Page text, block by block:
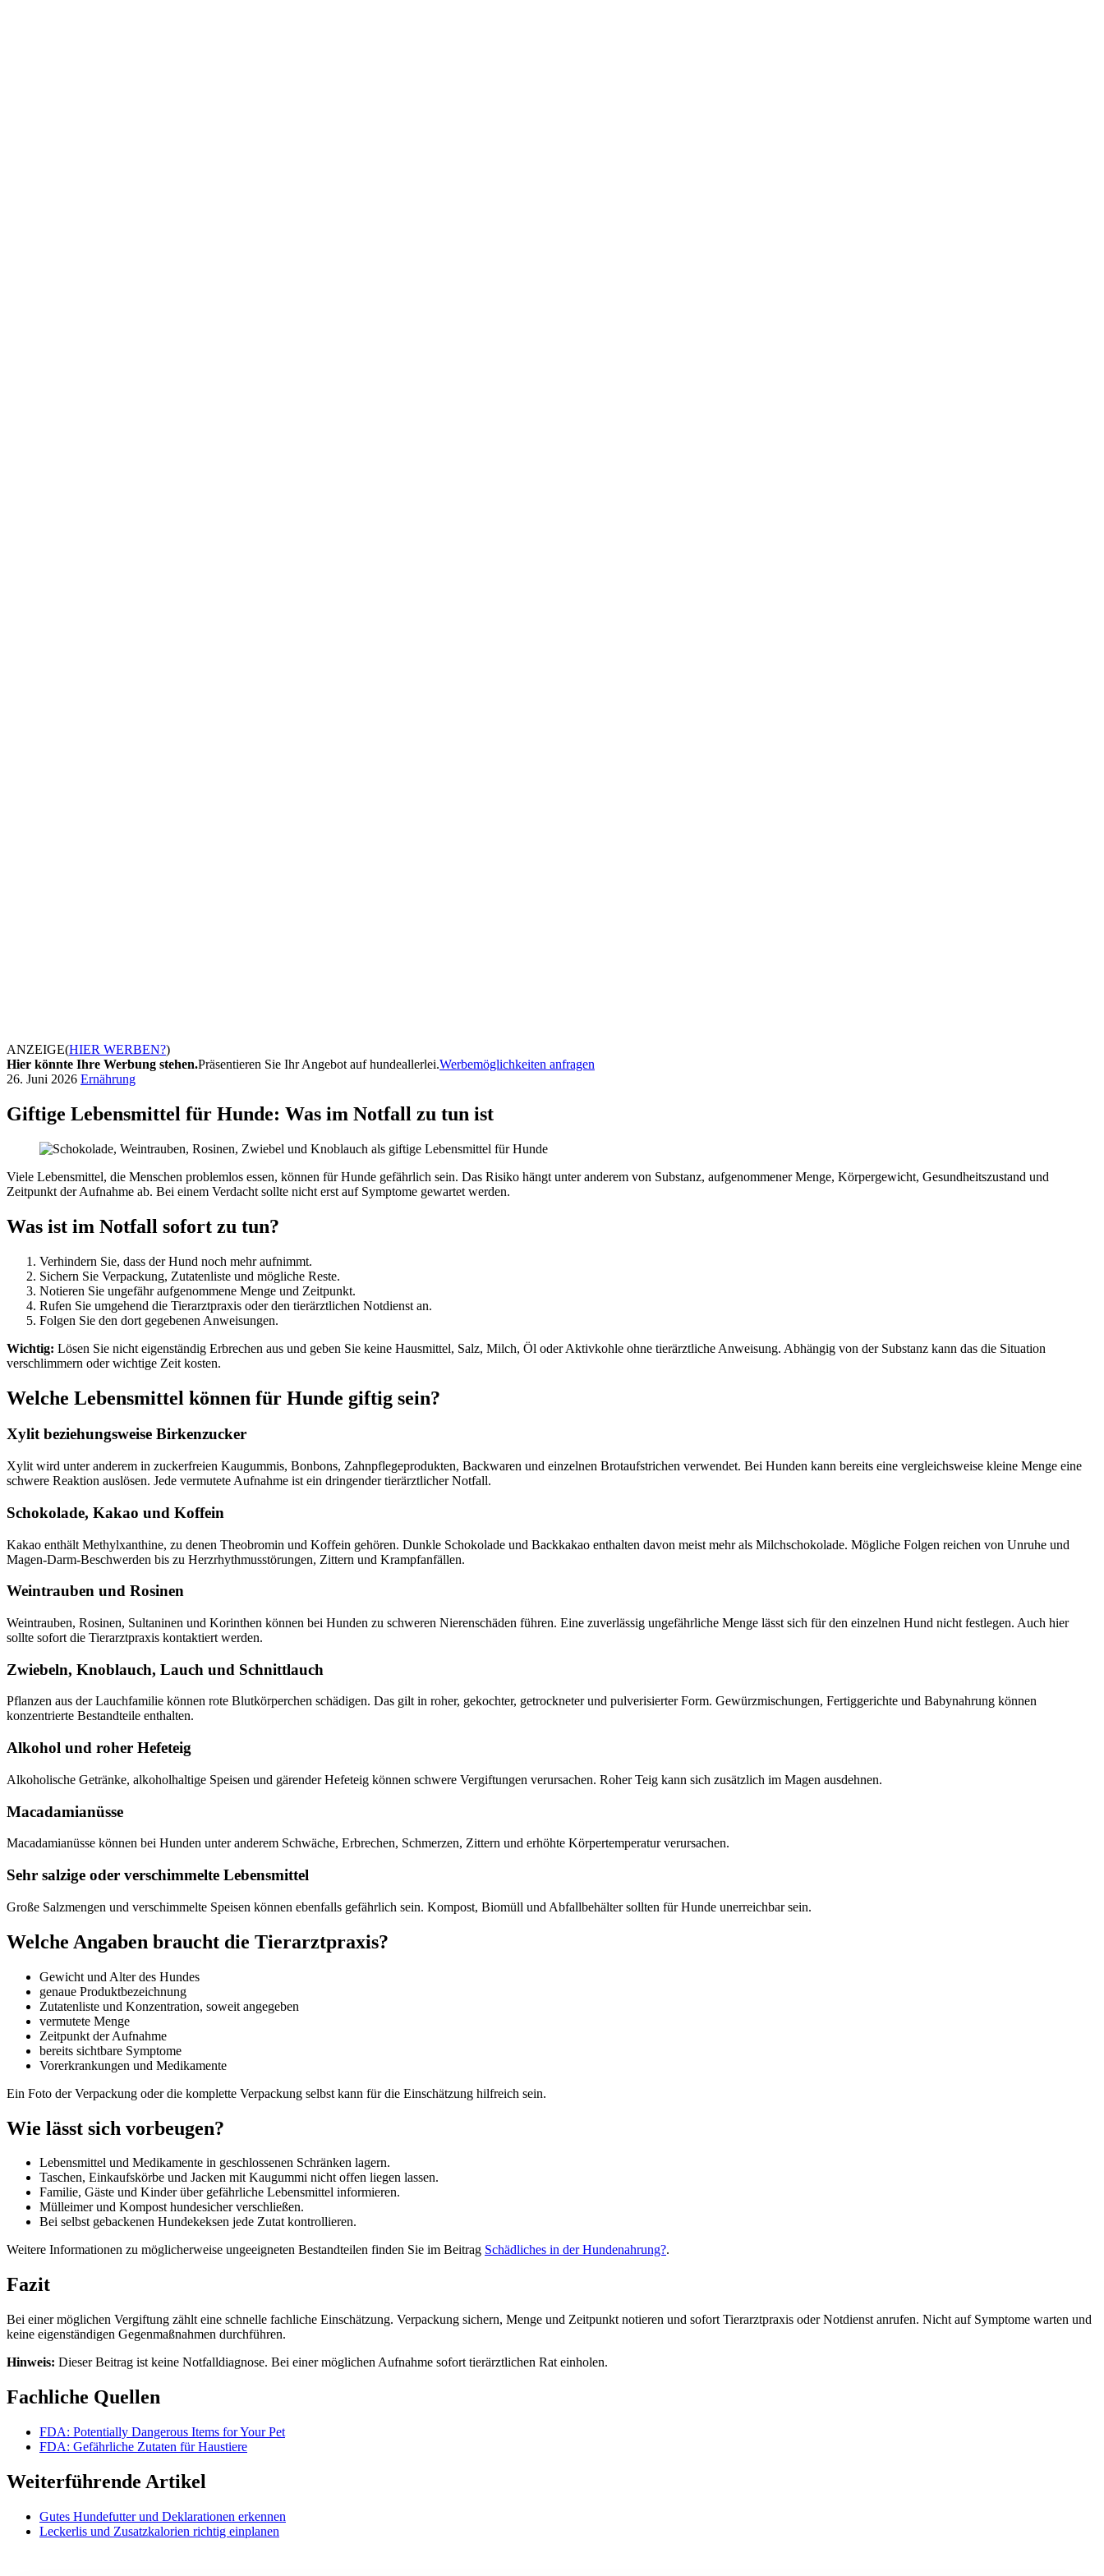
ANZEIGE(HIER WERBEN?)
Hier könnte Ihre Werbung stehen.Präsentieren Sie Ihr Angebot auf hundeallerlei.Werbemöglichkeiten anfragen
26. Juni 2026 Ernährung
Giftige Lebensmittel für Hunde: Was im Notfall zu tun ist
Viele Lebensmittel, die Menschen problemlos essen, können für Hunde gefährlich sein. Das Risiko hängt unter anderem von Substanz, aufgenommener Menge, Körpergewicht, Gesundheitszustand und
Zeitpunkt der Aufnahme ab. Bei einem Verdacht sollte nicht erst auf Symptome gewartet werden.
Was ist im Notfall sofort zu tun?
Verhindern Sie, dass der Hund noch mehr aufnimmt.
Sichern Sie Verpackung, Zutatenliste und mögliche Reste.
Notieren Sie ungefähr aufgenommene Menge und Zeitpunkt.
Rufen Sie umgehend die Tierarztpraxis oder den tierärztlichen Notdienst an.
Folgen Sie den dort gegebenen Anweisungen.
Wichtig: Lösen Sie nicht eigenständig Erbrechen aus und geben Sie keine Hausmittel, Salz, Milch, Öl oder Aktivkohle ohne tierärztliche Anweisung. Abhängig von der Substanz kann das die Situation
verschlimmern oder wichtige Zeit kosten.
Welche Lebensmittel können für Hunde giftig sein?
Xylit beziehungsweise Birkenzucker
Xylit wird unter anderem in zuckerfreien Kaugummis, Bonbons, Zahnpflegeprodukten, Backwaren und einzelnen Brotaufstrichen verwendet. Bei Hunden kann bereits eine vergleichsweise kleine Menge eine
schwere Reaktion auslösen. Jede vermutete Aufnahme ist ein dringender tierärztlicher Notfall.
Schokolade, Kakao und Koffein
Kakao enthält Methylxanthine, zu denen Theobromin und Koffein gehören. Dunkle Schokolade und Backkakao enthalten davon meist mehr als Milchschokolade. Mögliche Folgen reichen von Unruhe und
Magen-Darm-Beschwerden bis zu Herzrhythmusstörungen, Zittern und Krampfanfällen.
Weintrauben und Rosinen
Weintrauben, Rosinen, Sultaninen und Korinthen können bei Hunden zu schweren Nierenschäden führen. Eine zuverlässig ungefährliche Menge lässt sich für den einzelnen Hund nicht festlegen. Auch hier
sollte sofort die Tierarztpraxis kontaktiert werden.
Zwiebeln, Knoblauch, Lauch und Schnittlauch
Pflanzen aus der Lauchfamilie können rote Blutkörperchen schädigen. Das gilt in roher, gekochter, getrockneter und pulverisierter Form. Gewürzmischungen, Fertiggerichte und Babynahrung können
konzentrierte Bestandteile enthalten.
Alkohol und roher Hefeteig
Alkoholische Getränke, alkoholhaltige Speisen und gärender Hefeteig können schwere Vergiftungen verursachen. Roher Teig kann sich zusätzlich im Magen ausdehnen.
Macadamianüsse
Macadamianüsse können bei Hunden unter anderem Schwäche, Erbrechen, Schmerzen, Zittern und erhöhte Körpertemperatur verursachen.
Sehr salzige oder verschimmelte Lebensmittel
Große Salzmengen und verschimmelte Speisen können ebenfalls gefährlich sein. Kompost, Biomüll und Abfallbehälter sollten für Hunde unerreichbar sein.
Welche Angaben braucht die Tierarztpraxis?
Gewicht und Alter des Hundes
genaue Produktbezeichnung
Zutatenliste und Konzentration, soweit angegeben
vermutete Menge
Zeitpunkt der Aufnahme
bereits sichtbare Symptome
Vorerkrankungen und Medikamente
Ein Foto der Verpackung oder die komplette Verpackung selbst kann für die Einschätzung hilfreich sein.
Wie lässt sich vorbeugen?
Lebensmittel und Medikamente in geschlossenen Schränken lagern.
Taschen, Einkaufskörbe und Jacken mit Kaugummi nicht offen liegen lassen.
Familie, Gäste und Kinder über gefährliche Lebensmittel informieren.
Mülleimer und Kompost hundesicher verschließen.
Bei selbst gebackenen Hundekeksen jede Zutat kontrollieren.
Weitere Informationen zu möglicherweise ungeeigneten Bestandteilen finden Sie im Beitrag Schädliches in der Hundenahrung?.
Fazit
Bei einer möglichen Vergiftung zählt eine schnelle fachliche Einschätzung. Verpackung sichern, Menge und Zeitpunkt notieren und sofort Tierarztpraxis oder Notdienst anrufen. Nicht auf Symptome warten und
keine eigenständigen Gegenmaßnahmen durchführen.
Hinweis: Dieser Beitrag ist keine Notfalldiagnose. Bei einer möglichen Aufnahme sofort tierärztlichen Rat einholen.
Fachliche Quellen
FDA: Potentially Dangerous Items for Your Pet
FDA: Gefährliche Zutaten für Haustiere
Weiterführende Artikel
Gutes Hundefutter und Deklarationen erkennen
Leckerlis und Zusatzkalorien richtig einplanen